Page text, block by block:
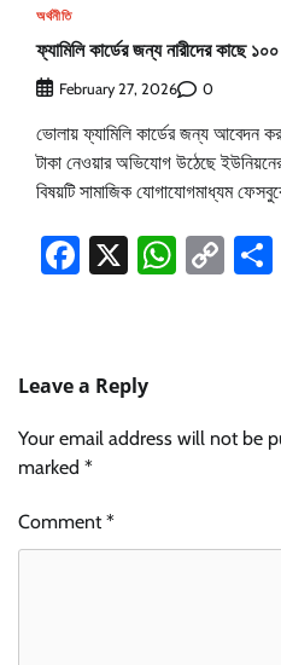
অর্থনীতি
ফ্যামিলি কার্ডের জন্য নারীদের কাছে ১০০
February 27, 2026 0
ভোলায় ফ্যামিলি কার্ডের জন্য আবেদন
টাকা নেওয়ার অভিযোগ উঠেছে
বিষয়টি সামাজিক যোগাযোগমাধ্যম
Facebook
X
Leave a Reply
Your email address will not be
marked *
Comment*